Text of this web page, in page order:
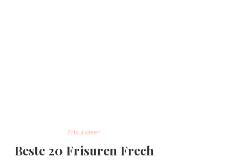
Frisurideen
Beste 20 Frisuren Frech